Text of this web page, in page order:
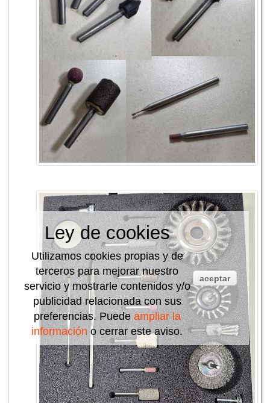
Ley de cookies
Utilizamos cookies propias y de
terceros para mejorar nuestro
servicio y mostrarle contenidos y/o
publicidad relacionada con sus
preferencias. Puedeampliar la
informacióno cerrar este aviso.
aceptar